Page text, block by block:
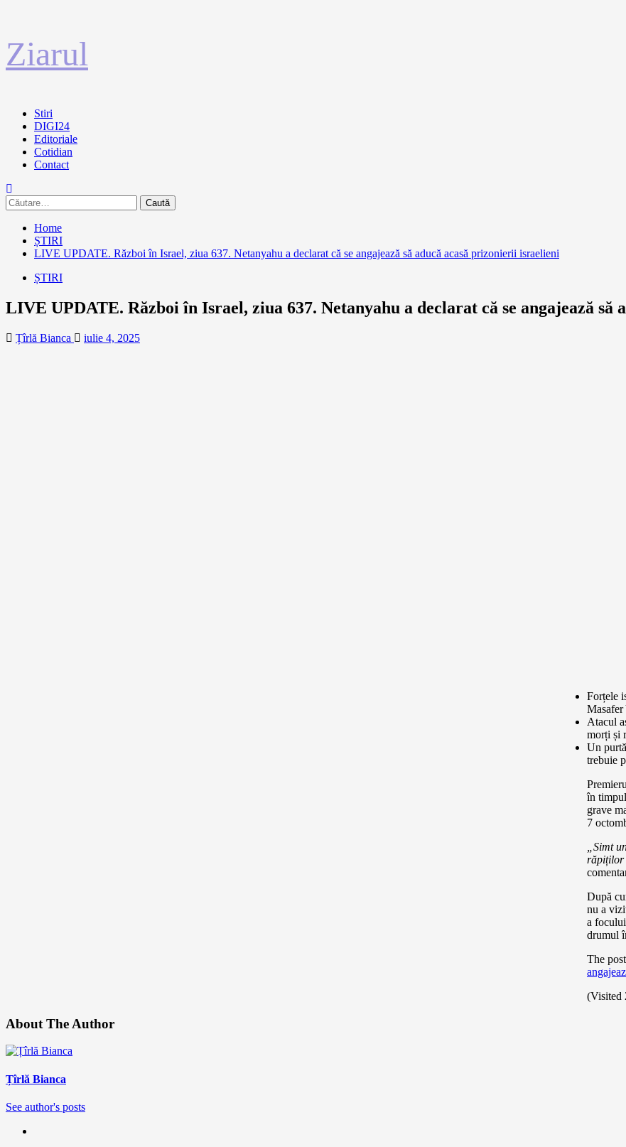
la
conținut
Ziarul
Primary
Menu
Stiri
DIGI24
Editoriale
Cotidian
Contact
Caută
după:
Home
ȘTIRI
LIVE UPDATE. Război în Israel, ziua 637. Netanyahu a declarat că se angajează să aducă acasă prizonierii israelieni
ȘTIRI
LIVE UPDATE. Război în Israel, ziua 637. Netanyahu a declarat că se angajează să
Țîrlă Bianca iulie 4, 2025
Forțele
Masafer
Atacul
morți și
Un
trebuie
în
grave
7
„Simt
răpiților
După
nu a
a
drumul
The post
(Visited
About The Author
Țîrlă Bianca
See author's posts